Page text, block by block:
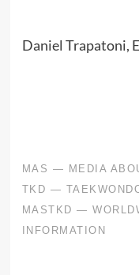
Daniel Trapatoni,